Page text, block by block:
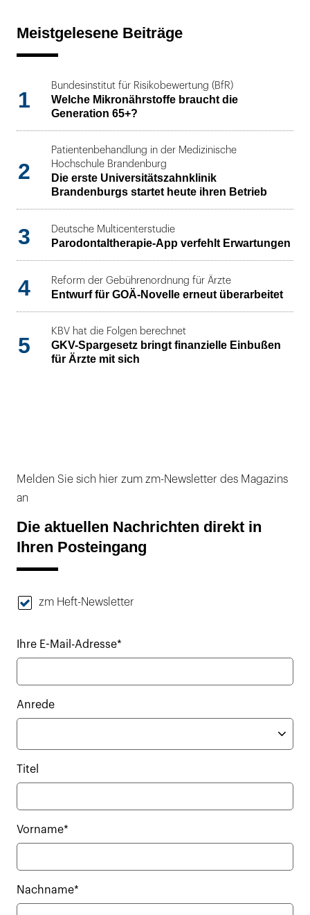
Meistgelesene Beiträge
1
Bundesinstitut für Risikobewertung (BfR)
Welche Mikronährstoffe braucht die
Generation 65+?
2
Patientenbehandlung in der Medizinische
Hochschule Brandenburg
Die erste Universitätszahnklinik
Brandenburgs startet heute ihren Betrieb
3 Deutsche Multicenterstudie
Parodontaltherapie-App verfehlt Erwartungen
4 Reform der Gebührenordnung für Ärzte
Entwurf für GOÄ-Novelle erneut überarbeitet
5
KBV hat die Folgen berechnet
GKV-Spargesetz bringt finanzielle Einbußen
für Ärzte mit sich
Melden Sie sich hier zum zm-Newsletter des Magazins
an
Die aktuellen Nachrichten direkt in
Ihren Posteingang
zm Heft-Newsletter
Ihre E-Mail-Adresse*
Anrede
Titel
Vorname*
Nachname*